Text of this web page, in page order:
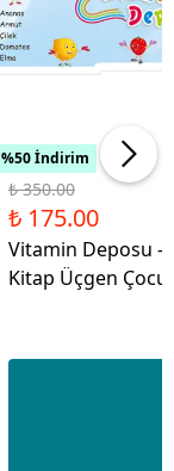
%50 İndirim
₺ 350.00
₺ 175.00
Vitamin Deposu –
Kitap Üçgen